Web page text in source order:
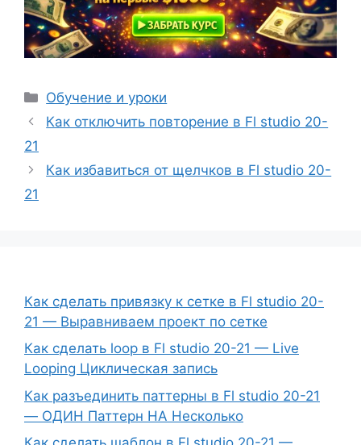
Рубрики
Обучение и уроки
Как отключить повторение в Fl studio 20-
21
Как избавиться от щелчков в Fl studio 20-
21
Как сделать привязку к сетке в Fl studio 20-
21 — Выравниваем проект по сетке
Как сделать loop в Fl studio 20-21 — Live
Looping Циклическая запись
Как разъединить паттерны в Fl studio 20-21
— ОДИН Паттерн НА Несколько